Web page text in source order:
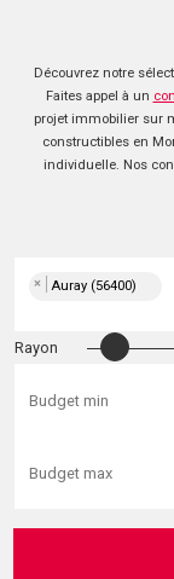
Découvrez notre
Faites appel à un
projet immobilier sur
constructibles en
individuelle. Nos
× Auray (56400)
Rayon